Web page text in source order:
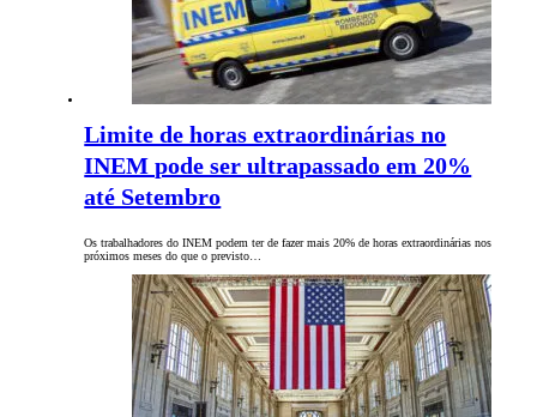
Limite de horas extraordinárias no
INEM pode ser ultrapassado em 20%
até Setembro
Os trabalhadores do INEM podem ter de fazer mais 20% de horas extraordinárias nos
próximos meses do que o previsto…